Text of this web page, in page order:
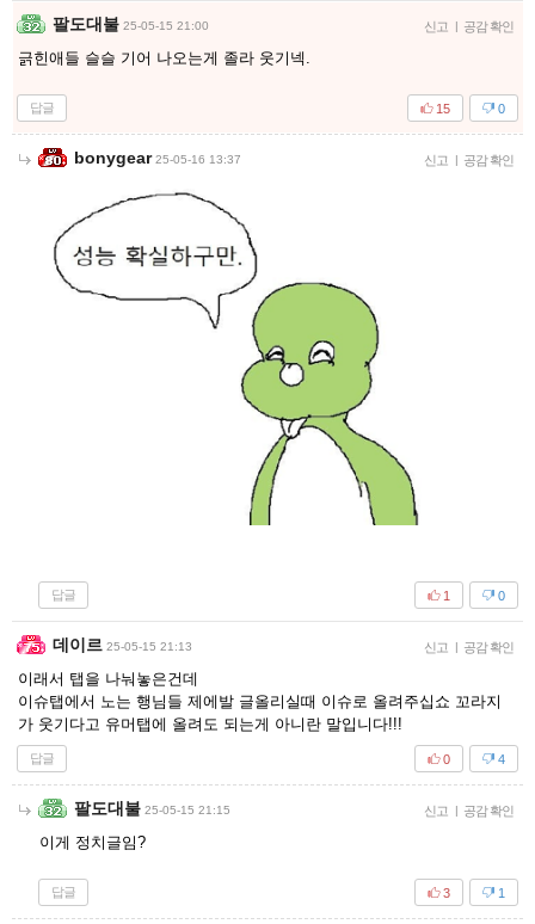
팔도대불 25-05-15 21:00 신고 공감 확인
긁힌애들 슬슬 기어 나오는게 졸라 웃기넥.
답글 0
15
bonygear 25-05-16 13:37 신고 공감 확인
답글 0
1
데이르 25-05-15 21:13 신고 공감 확인
이래서 탭을 나눠놓은건데
이슈탭에서 노는 행님들 제에발 글올리실때 이슈로 올려주십쇼 꼬라지
가 웃기다고 유머탭에 올려도 되는게 아니란 말입니다!!!
답글 4
0
팔도대불 25-05-15 21:15 신고 공감 확인
이게 정치글임?
답글 1
3